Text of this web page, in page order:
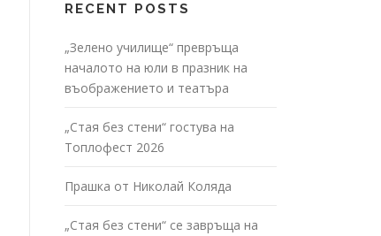
RECENT POSTS
„Зелено училище“ превръща
началото на юли в празник на
въображението и театъра
„Стая без стени“ гостува на
Топлофест 2026
Прашка от Николай Коляда
„Стая без стени“ се завръща на